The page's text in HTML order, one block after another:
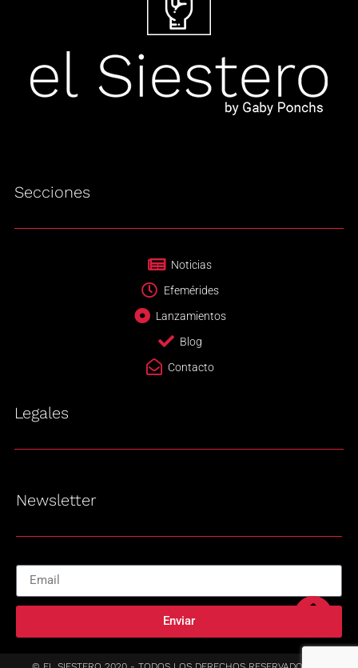
Secciones
Noticias
Efemérides
Lanzamientos
Blog
Contacto
Legales
Newsletter
Enviar